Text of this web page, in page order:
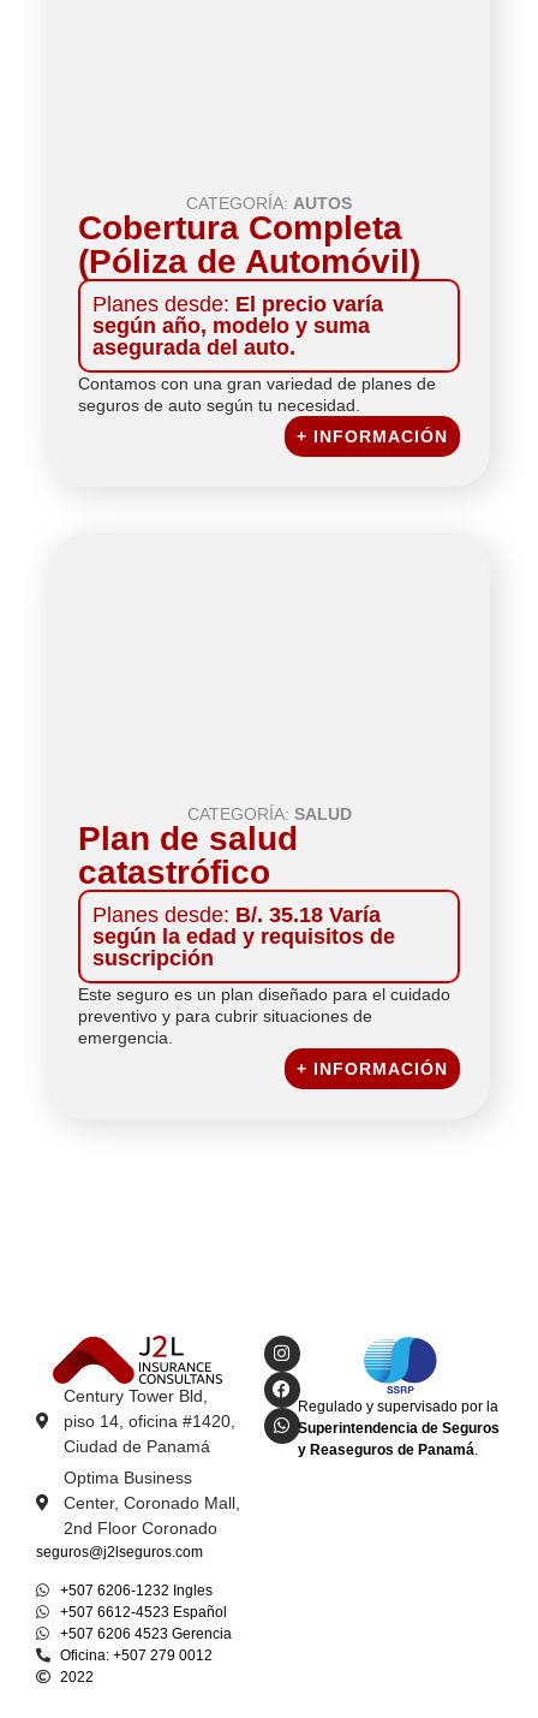
CATEGORÍA: AUTOS
Cobertura Completa
(Póliza de Automóvil)
Planes desde: El precio varía
según año, modelo y suma
asegurada del auto.
Contamos con una gran variedad de planes de
seguros de auto según tu necesidad.
+ INFORMACIÓN
CATEGORÍA: SALUD
Plan de salud
catastrófico
Planes desde: B/. 35.18 Varía
según la edad y requisitos de
suscripción
Este seguro es un plan diseñado para el cuidado
preventivo y para cubrir situaciones de
emergencia.
+ INFORMACIÓN
Century Tower Bld,
piso 14, oficina #1420,
Ciudad de Panamá
Optima Business
Center, Coronado Mall,
2nd Floor Coronado
seguros@j2lseguros.com
+507 6206-1232 Ingles
+507 6612-4523 Español
+507 6206 4523 Gerencia
Oficina: +507 279 0012
2022
Regulado y supervisado por la
Superintendencia de Seguros
y Reaseguros de Panamá.